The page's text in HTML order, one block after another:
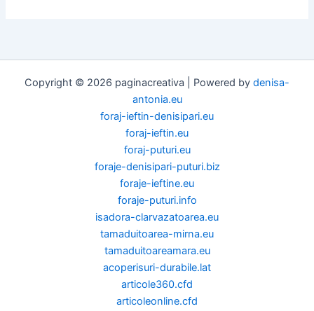
Copyright © 2026 paginacreativa | Powered by denisa-
antonia.eu
foraj-ieftin-denisipari.eu
foraj-ieftin.eu
foraj-puturi.eu
foraje-denisipari-puturi.biz
foraje-ieftine.eu
foraje-puturi.info
isadora-clarvazatoarea.eu
tamaduitoarea-mirna.eu
tamaduitoareamara.eu
acoperisuri-durabile.lat
articole360.cfd
articoleonline.cfd